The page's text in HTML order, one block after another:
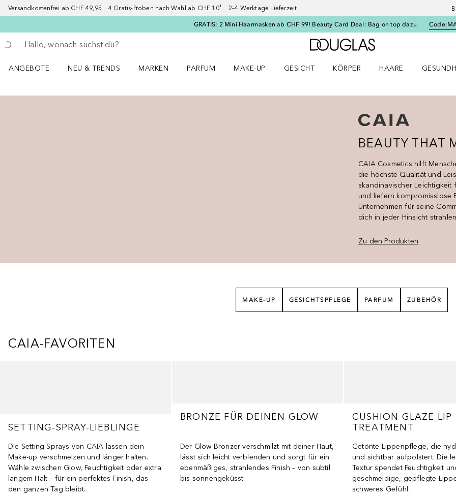
Versandkostenfrei ab CHF 49,95 4 Gratis-Proben nach Wahl ab CHF 10¹ 2–4 Werktage Lieferzeit
GRATIS: 2 Mini Haarmasken ab CHF 99! Beauty Card Deal: Bag on top dazu Code:
Gehe zurück
Suche ausführen
Zur Douglas Startseite
ANGEBOTE
NEU & TRENDS
MARKEN
PARFUM
MAKE-UP
GESICHT
KÖRPER
HAARE
BEAUTY THAT
CAIA Cosmetics hilft
die höchste Qualität und
skandinavischer
und liefern kompromisslose
Unternehmen für seine
dich in jeder Hinsicht
Zu den Produkten
MAKE-UP GESICHTSPFLEGE PARFUM ZUBEHÖR
CAIA-FAVORITEN
SETTING-SPRAY-LIEBLINGE
Die Setting Sprays von CAIA lassen dein
Make-up verschmelzen und länger halten.
Wähle zwischen Glow, Feuchtigkeit oder extra
langem Halt – für ein perfektes Finish, das
den ganzen Tag bleibt.
BRONZE FÜR DEINEN GLOW
Der Glow Bronzer verschmilzt mit deiner Haut,
lässt sich leicht verblenden und sorgt für ein
ebenmäßiges, strahlendes Finish – von subtil
bis sonnengeküsst.
CUSHION GLAZE LIP
TREATMENT
Getönte Lippenpflege, die
und sichtbar aufpolstert. Die
Textur spendet Feuchtigkeit
geschmeidige, gepflegte
schweres Gefühl.